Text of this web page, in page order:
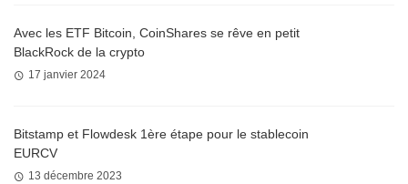
Avec les ETF Bitcoin, CoinShares se rêve en petit
BlackRock de la crypto
17 janvier 2024
Bitstamp et Flowdesk 1ère étape pour le stablecoin
EURCV
13 décembre 2023